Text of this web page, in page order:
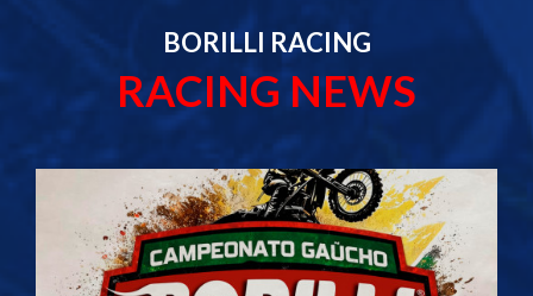
BORILLI RACING
RACING NEWS